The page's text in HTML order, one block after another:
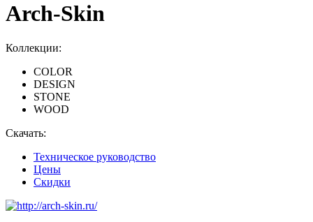
Arch-Skin
Коллекции:
COLOR
DESIGN
STONE
WOOD
Скачать:
Техническое руководство
Цены
Скидки